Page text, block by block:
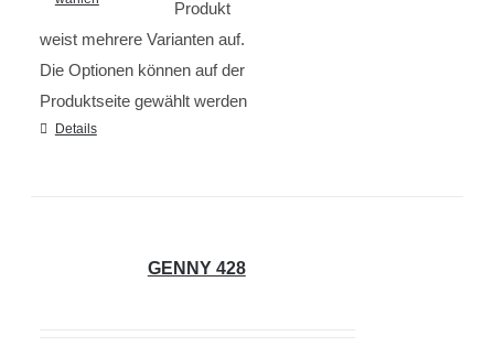
Produkt
weist mehrere Varianten auf.
Die Optionen können auf der
Produktseite gewählt werden
Details
GENNY 428